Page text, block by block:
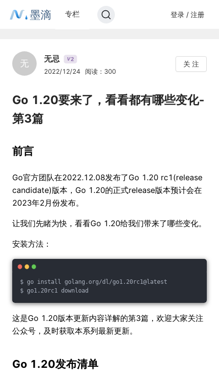
墨滴 专栏 登录 / 注册
无 无忌 V2
2022/12/24 阅读：300
关 注
Go 1.20要来了，看看都有哪些变化-
第3篇
前言
Go官方团队在2022.12.08发布了Go 1.20 rc1(release
candidate)版本，Go 1.20的正式release版本预计会在
2023年2月份发布。
让我们先睹为快，看看Go 1.20给我们带来了哪些变化。
安装方法：
$ go install golang.org/dl/go1.20rc1@latest
$ go1.20rc1 download
这是Go 1.20版本更新内容详解的第3篇，欢迎大家关注
公众号，及时获取本系列最新更新。
Go 1.20发布清单